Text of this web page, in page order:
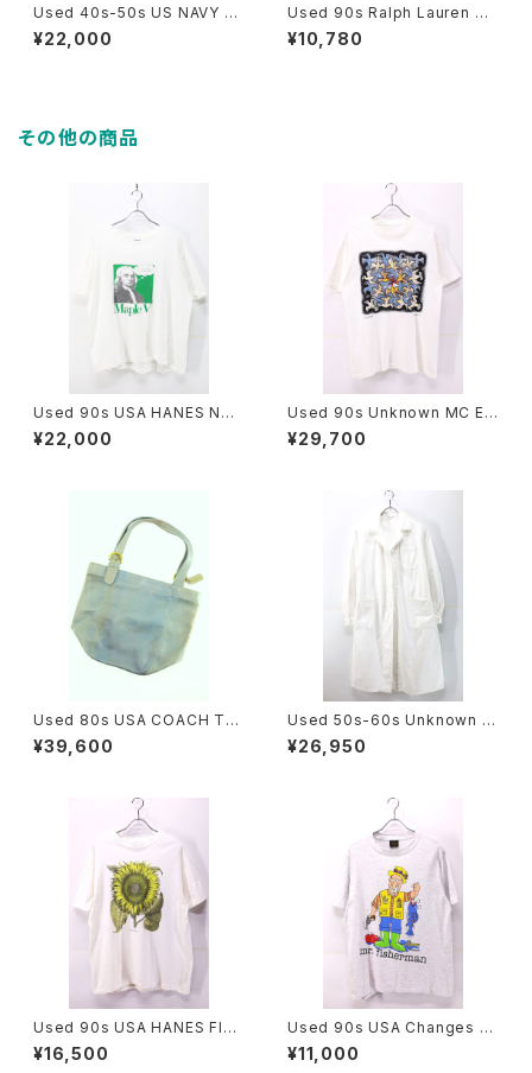
Used 40s-50s US NAVY Bl
ue Chambray Cut Off Shirt
Size 14 1/2 古着
¥22,000
Used 90s Ralph Lauren BL
AKE Denim Shirt Size M 古
着
¥10,780
その他の商品
Used 90s USA HANES New
ton Tech Pop Art Graphic T
-Shirt Size XL 古着
¥22,000
Used 90s Unknown MC ES
CHER Sun And Moon Trick
Art Graphic T-Shirt Size L
¥29,700
Used 80s USA COACH Tur
quoise Rare Color Fade Gr
ab Leather Big Size Shold
¥39,600
Used 50s-60s Unknown W
hite Cotton Duster Coat Si
ze L 相当 古着
¥26,950
Used 90s USA HANES Flos
Solis maior Sun Flower Art
Graphic T-Shirt Size L 古着
¥16,500
Used 90s USA Changes Ji
m Benton Mr Fisherman Po
p Art Graphic T-Shirt Size
¥11,000